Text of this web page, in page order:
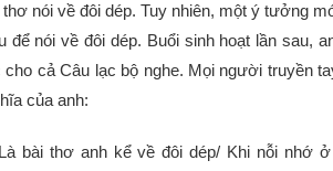
nói về đôi dép. Tuy nhiên, một ý tưởng
để nói về đôi dép. Buổi sinh hoạt lần sau,
cho cả Câu lạc bộ nghe. Mọi người truyền
của anh:
bài thơ anh kể về đôi dép/ Khi nỗi nhớ